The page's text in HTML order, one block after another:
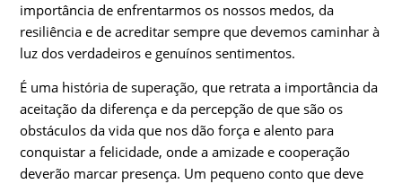
importância de enfrentarmos os nossos medos, da
resiliência e de acreditar sempre que devemos caminhar à
luz dos verdadeiros e genuínos sentimentos.
É uma história de superação, que retrata a importância da
aceitação da diferença e da percepção de que são os
obstáculos da vida que nos dão força e alento para
conquistar a felicidade, onde a amizade e cooperação
deverão marcar presença. Um pequeno conto que deve